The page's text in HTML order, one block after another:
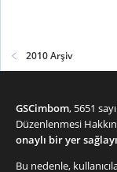
2010 Arşiv
GSCimbom, 5651
Düzenlenmesi
onaylı bir yer
Bu nedenle,